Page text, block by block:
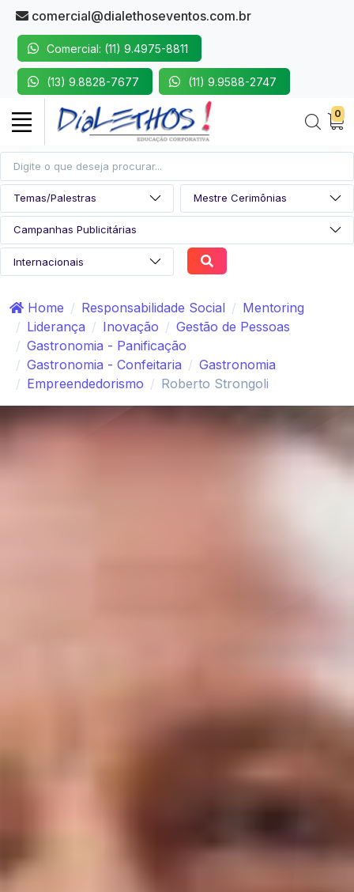
comercial@dialethoseventos.com.br
Comercial: (11) 9.4975-8811
(13) 9.8828-7677 (11) 9.9588-2747
0
Home Responsabilidade Social
Mentoring
Liderança
Inovação
Gestão de Pessoas
Gastronomia - Panificação
Gastronomia - Confeitaria
Gastronomia
Empreendedorismo
Roberto Strongoli